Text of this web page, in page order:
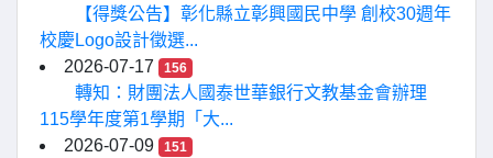
【得獎公告】彰化縣立彰興國民中學 創校30週年
校慶Logo設計徵選...
2026-07-17
156
轉知：財團法人國泰世華銀行文教基金會辦理
115學年度第1學期「大...
2026-07-09
151